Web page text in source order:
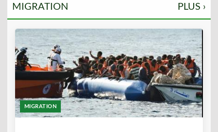
MIGRATION PLUS ›
MIGRATION